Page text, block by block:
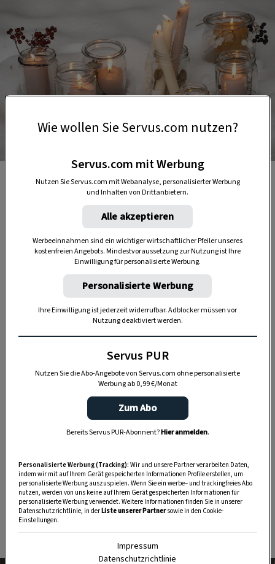
Foto: Katharina Gossow
Kerzen in Marmeladegläser
DAS KÖNNTE SIE AUCH INTERESSIEREN
So lässt sich Kerzenwachs leicht
2. Porzellan als Kerzenhalter
AltesGeschirrlässt sich bestens zu
Kerzenhaltern zweckentfremden.
Wie wollen Sie Servus.com nutzen?
Servus.com mit Werbung
Nutzen Sie Servus.com mit Webanalyse, personalisierter Werbung
und Inhalten von Drittanbietern.
Alle akzeptieren
Werbeeinnahmen sind ein wichtiger wirtschaftlicher Pfeiler unseres
kostenfreien Angebots. Mindestvoraussetzung zur Nutzung ist Ihre
Einwilligung für personalisierte Werbung.
Personalisierte Werbung
Ihre Einwilligung ist jederzeit widerrufbar. Adblocker müssen vor
Nutzung deaktiviert werden.
Servus PUR
Nutzen Sie die Abo-Angebote von Servus.com ohne personalisierte
Werbung ab 0,99 €/Monat
Zum Abo
Bereits Servus PUR-Abonnent?Hier anmelden.
Personalisierte Werbung (Tracking): Wir und unsere Partner verarbeiten Daten,
indem wir mit auf Ihrem Gerät gespeicherten Informationen Profile erstellen, um
personalisierte Werbung auszuspielen. Wenn Sie ein werbe– und trackingfreies Abo
nutzen, werden von uns keine auf Ihrem Gerät gespeicherten Informationen für
personalisierte Werbung verwendet. Weitere Informationen finden Sie in unserer
Datenschutzrichtlinie, in derListe unserer Partnersowie in den Cookie-
Einstellungen.
Impressum
Datenschutzrichtlinie